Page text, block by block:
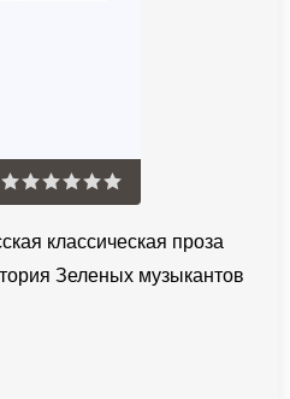
классическая проза
Зеленых музыкантов